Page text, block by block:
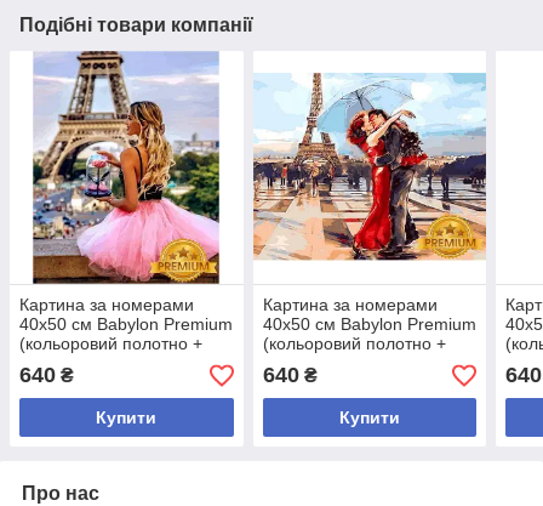
Подібні товари компанії
Картина за номерами
40х50 см Babylon Premium
(кольоровий полотно +
1235)
640 ₴
Купити
Картина за номерами
40х50 см Babylon Premium
(кольоровий полотно +
закоханих (NB 1431)
640₴
Купити
640
Про нас